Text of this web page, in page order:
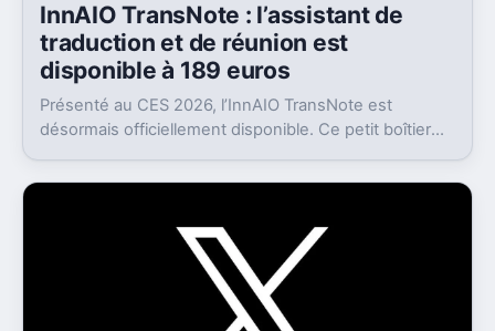
InnAIO TransNote : l’assistant de
traduction et de réunion est
disponible à 189 euros
Présenté au CES 2026, l’InnAIO TransNote est
désormais officiellement disponible. Ce petit boîtier
enregistrement autonome, transcription et génération